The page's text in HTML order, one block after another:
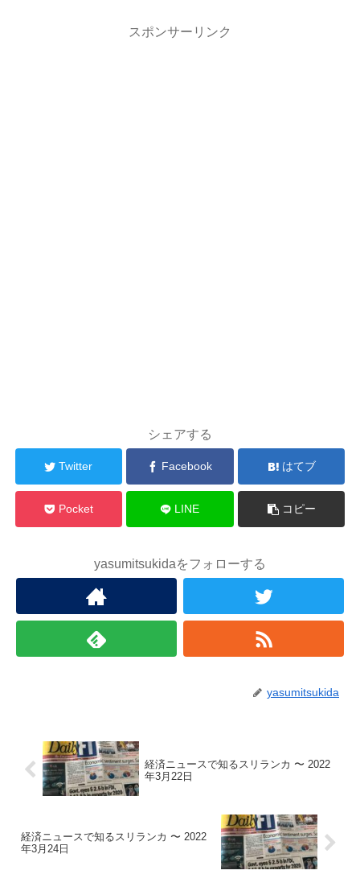
スポンサーリンク
シェアする
Twitter Facebook はてブ
Pocket LINE コピー
yasumitsukidaをフォローする
yasumitsukida
経済ニュースで知るスリランカ 〜 2022
年3月22日
経済ニュースで知るスリランカ 〜 2022
年3月24日